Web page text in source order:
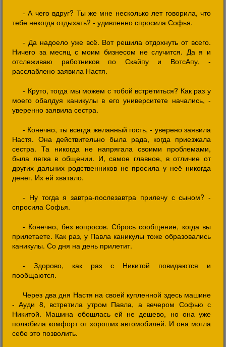
- А чего вдруг? Ты же мне несколько лет говорила, что
тебе некогда отдыхать? - удивленно спросила Софья.
- Да надоело уже всё. Вот решила отдохнуть от всего.
Ничего за месяц с моим бизнесом не случится. Да я и
отслеживаю работников по Скайпу и ВотсАпу, -
расслаблено заявила Настя.
- Круто, тогда мы можем с тобой встретиться? Как раз у
моего обалдуя каникулы в его университете начались, -
уверенно заявила сестра.
- Конечно, ты всегда желанный гость, - уверено заявила
Настя. Она действительно была рада, когда приезжала
сестра. Та никогда не напрягала своими проблемами,
была легка в общении. И, самое главное, в отличие от
других дальних родственников не просила у неё никогда
денег. Их ей хватало.
- Ну тогда я завтра-послезавтра прилечу с сыном? -
спросила Софья.
- Конечно, без вопросов. Сбрось сообщение, когда вы
прилетаете. Как раз, у Павла каникулы тоже образовались
каникулы. Со дня на день прилетит.
- Здорово, как раз с Никитой повидаются и
пообщаются.
Через два дня Настя на своей купленной здесь машине
- Ауди 8, встретила утром Павла, а вечером Софью с
Никитой. Машина обошлась ей не дешево, но она уже
полюбила комфорт от хороших автомобилей. И она могла
себе это позволить.